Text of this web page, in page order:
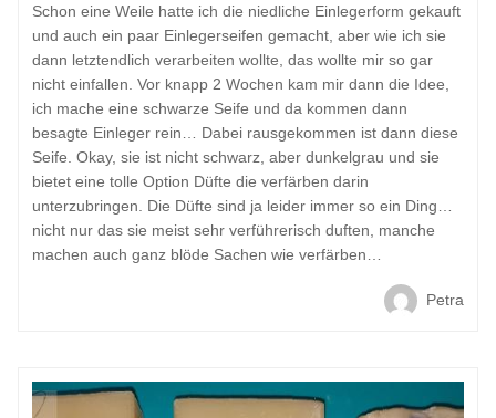
Schon eine Weile hatte ich die niedliche Einlegerform gekauft
und auch ein paar Einlegerseifen gemacht, aber wie ich sie
dann letztendlich verarbeiten wollte, das wollte mir so gar
nicht einfallen. Vor knapp 2 Wochen kam mir dann die Idee,
ich mache eine schwarze Seife und da kommen dann
besagte Einleger rein… Dabei rausgekommen ist dann diese
Seife. Okay, sie ist nicht schwarz, aber dunkelgrau und sie
bietet eine tolle Option Düfte die verfärben darin
unterzubringen. Die Düfte sind ja leider immer so ein Ding…
nicht nur das sie meist sehr verführerisch duften, manche
machen auch ganz blöde Sachen wie verfärben…
Petra